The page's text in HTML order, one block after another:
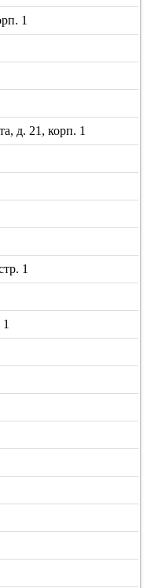
1
д. 21, корп. 1
1